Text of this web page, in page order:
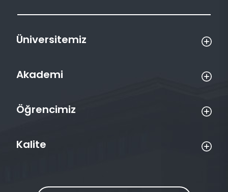
Üniversitemiz
Akademi
Öğrencimiz
Kalite